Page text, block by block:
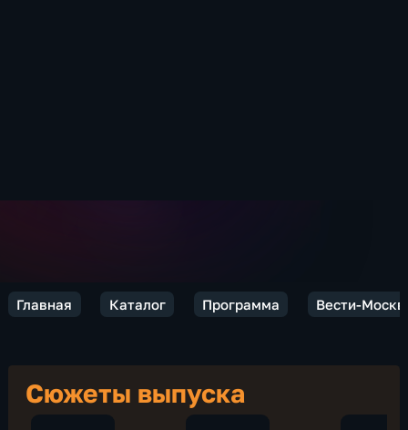
Главная Каталог Программа Вести-
Сюжеты выпуска